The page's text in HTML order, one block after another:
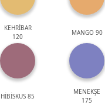
KEHRİBAR
120
MANGO 90
HİBİSKUS 85
MENEKŞE
175